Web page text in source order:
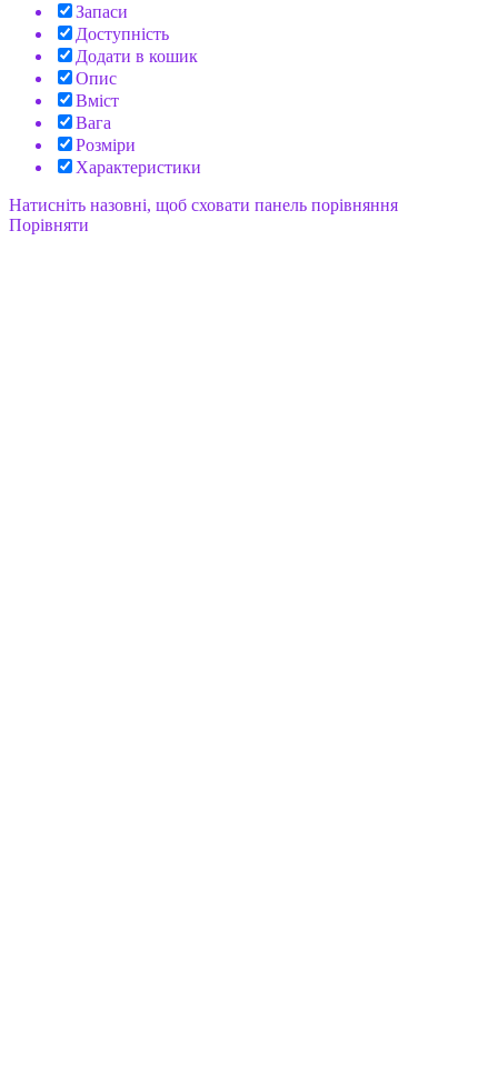
Запаси
Доступність
Додати в кошик
Опис
Вміст
Вага
Розміри
Характеристики
Натисніть назовні, щоб сховати панель порівняння
Порівняти